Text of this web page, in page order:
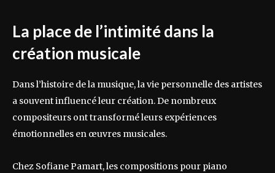
La place de l’intimité dans la
création musicale
Dans l’histoire de la musique, la vie personnelle des artistes
a souvent influencé leur création. De nombreux
compositeurs ont transformé leurs expériences
émotionnelles en œuvres musicales.
Chez Sofiane Pamart, les compositions pour piano